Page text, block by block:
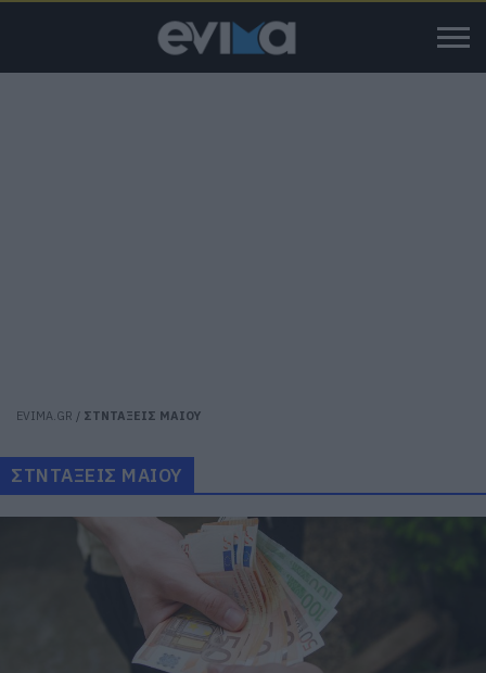
EVIMA.GR / ΣΤΝΤΑΞΕΙΣ ΜΑΙΟΥ
ΣΤΝΤΑΞΕΙΣ ΜΑΙΟΥ